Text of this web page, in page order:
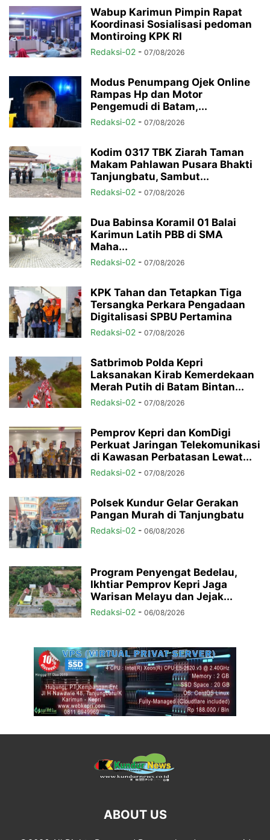
Wabup Karimun Pimpin Rapat
Koordinasi Sosialisasi pedoman
Montiroing KPK RI
Redaksi-02 - 07/08/2026
Modus Penumpang Ojek Online
Rampas Hp dan Motor
Pengemudi di Batam,...
Redaksi-02 - 07/08/2026
Kodim 0317 TBK Ziarah Taman
Makam Pahlawan Pusara Bhakti
Tanjungbatu, Sambut...
Redaksi-02 - 07/08/2026
Dua Babinsa Koramil 01 Balai
Karimun Latih PBB di SMA
Maha...
Redaksi-02 - 07/08/2026
KPK Tahan dan Tetapkan Tiga
Tersangka Perkara Pengadaan
Digitalisasi SPBU Pertamina
Redaksi-02 - 07/08/2026
Satbrimob Polda Kepri
Laksanakan Kirab Kemerdekaan
Merah Putih di Batam Bintan...
Redaksi-02 - 07/08/2026
Pemprov Kepri dan KomDigi
Perkuat Jaringan Telekomunikasi
di Kawasan Perbatasan Lewat...
Redaksi-02 - 07/08/2026
Polsek Kundur Gelar Gerakan
Pangan Murah di Tanjungbatu
Redaksi-02 - 06/08/2026
Program Penyengat Bedelau,
Ikhtiar Pemprov Kepri Jaga
Warisan Melayu dan Jejak...
Redaksi-02 - 06/08/2026
ABOUT US